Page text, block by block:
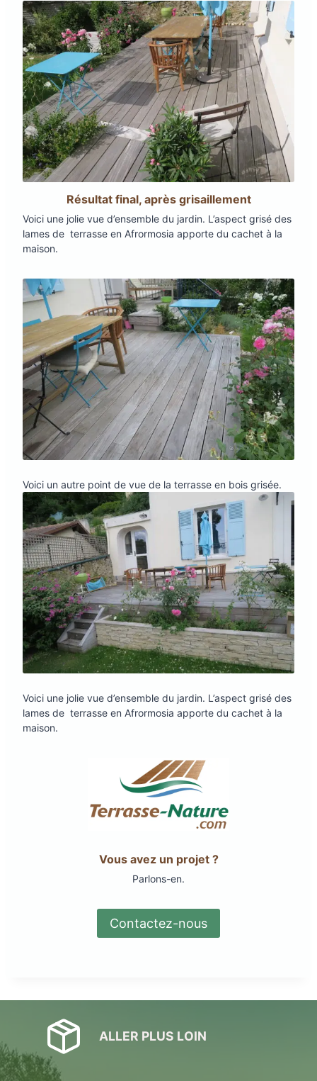
Résultat final, après grisaillement
Voici une jolie vue d’ensemble du jardin. L’aspect grisé des
lames de terrasse en Afrormosia apporte du cachet à la
maison.
Voici un autre point de vue de la terrasse en bois grisée.
Voici une jolie vue d’ensemble du jardin. L’aspect grisé des
lames de terrasse en Afrormosia apporte du cachet à la
maison.
Vous avez un projet ?
Parlons-en.
Contactez-nous
ALLER PLUS LOIN